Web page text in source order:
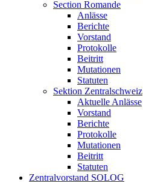
Section Romande
Anlässe
Berichte
Vorstand
Protokolle
Beitritt
Mutationen
Statuten
Sektion Zentralschweiz
Aktuelle Anlässe
Vorstand
Berichte
Protokolle
Mutationen
Beitritt
Statuten
Zentralvorstand SOLOG